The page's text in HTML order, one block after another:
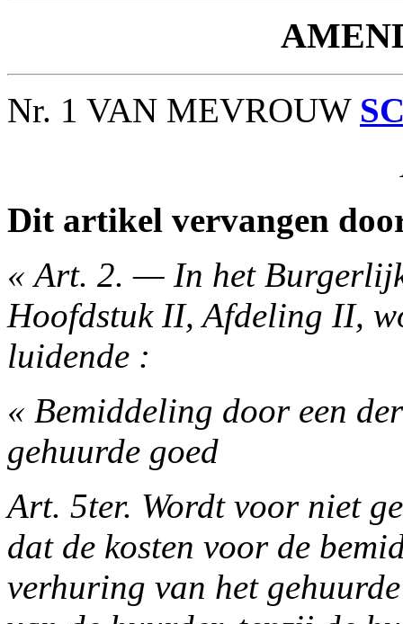
Nr. 1 VAN MEVROUW
Dit artikel vervangen
« Art. 2. — In het
Hoofdstuk II, Afdeling II,
luidende :
« Bemiddeling door een
gehuurde goed
Art. 5ter. Wordt voor niet
dat de kosten voor de
verhuring van het